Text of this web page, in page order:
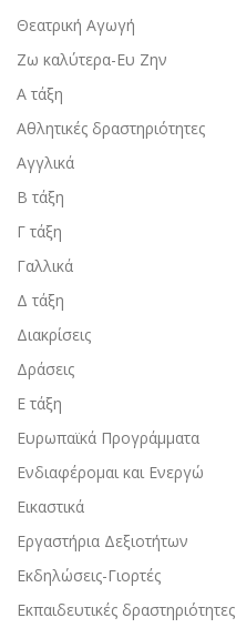
Θεατρική Αγωγή
Ζω καλύτερα-Ευ Ζην
Α τάξη
Αθλητικές δραστηριότητες
Αγγλικά
Β τάξη
Γ τάξη
Γαλλικά
Δ τάξη
Διακρίσεις
Δράσεις
Ε τάξη
Ευρωπαϊκά Προγράμματα
Ενδιαφέρομαι και Ενεργώ
Εικαστικά
Εργαστήρια Δεξιοτήτων
Εκδηλώσεις-Γιορτές
Εκπαιδευτικές δραστηριότητες